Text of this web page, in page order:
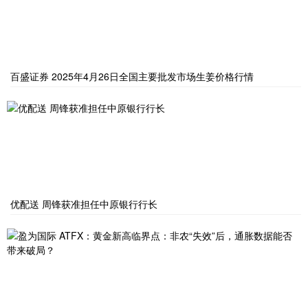
百盛证券 2025年4月26日全国主要批发市场生姜价格行情
优配送 周锋获准担任中原银行行长